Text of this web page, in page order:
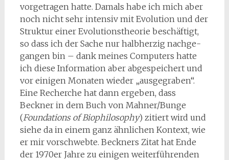
vorgetragen hatte. Damals habe ich mich aber
noch nicht sehr intensiv mit Evolution und der
Struktur einer Evolutionstheorie beschäftigt,
so dass ich der Sache nur halbherzig nachge­
gangen bin – dank meines Computers hatte
ich diese Information aber abgespeichert und
vor einigen Monaten wieder „ausgegraben“.
Eine Recherche hat dann ergeben, dass
Beckner in dem Buch von Mahner/Bunge
(Foundations of Biophilosophy) zitiert wird und
siehe da in einem ganz ähnlichen Kontext, wie
er mir vorschwebte. Beckners Zitat hat Ende
der 1970er Jahre zu einigen weiterführenden